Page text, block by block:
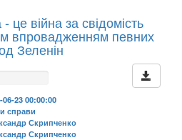
це війна за свідомість
впровадженням певних
Зеленін
06-23 00:00:00
справи
Скрипченко
Скрипченко